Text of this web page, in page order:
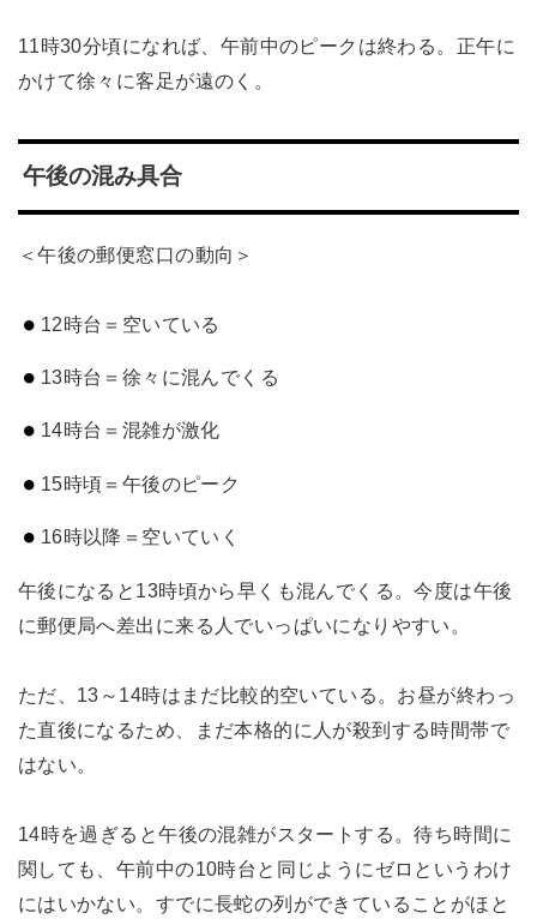
11時30分頃になれば、午前中のピークは終わる。正午に
かけて徐々に客足が遠のく。
午後の混み具合
＜午後の郵便窓口の動向＞
12時台＝空いている
13時台＝徐々に混んでくる
14時台＝混雑が激化
15時頃＝午後のピーク
16時以降＝空いていく
午後になると13時頃から早くも混んでくる。今度は午後
に郵便局へ差出に来る人でいっぱいになりやすい。
ただ、13～14時はまだ比較的空いている。お昼が終わっ
た直後になるため、まだ本格的に人が殺到する時間帯で
はない。
14時を過ぎると午後の混雑がスタートする。待ち時間に
関しても、午前中の10時台と同じようにゼロというわけ
にはいかない。すでに長蛇の列ができていることがほと